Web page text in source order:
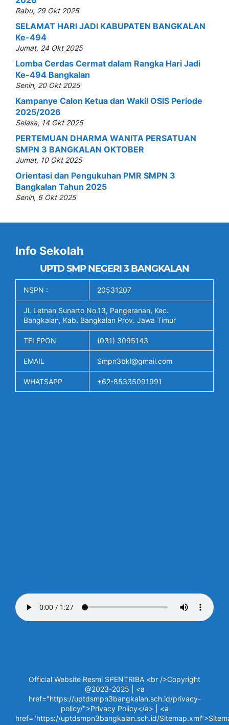
Rabu, 29 Okt 2025
SELAMAT HARI JADI KABUPATEN BANGKALAN
Ke-494
Jumat, 24 Okt 2025
Lomba Cerdas Cermat dalam Rangka Hari Jadi
Ke-494 Bangkalan
Senin, 20 Okt 2025
Kampanye Calon Ketua dan Wakil OSIS Periode
2025/2026
Selasa, 14 Okt 2025
PERTEMUAN DHARMA WANITA PERSATUAN
SMPN 3 BANGKALAN OKTOBER
Jumat, 10 Okt 2025
Orientasi dan Pengukuhan PMR SMPN 3
Bangkalan Tahun 2025
Senin, 6 Okt 2025
Info Sekolah
UPTD SMP NEGERI 3 BANGKALAN
NSPN : 20531207
Jl. Letnan Sunarto No.13, Pangeranan, Kec.
Bangkalan, Kab. Bangkalan Prov. Jawa Timur
TELEPON (031) 3095143
EMAIL Smpn3bkl@gmail.com
WHATSAPP +62-85335091991
Official Website Resmi SPENTRIBA <br />Copyright
@2023-2025 | <a
href="https://uptdsmpn3bangkalan.sch.id/privacy-
policy/">Privacy Policy</a> | <a
href="https://uptdsmpn3bangkalan.sch.id/